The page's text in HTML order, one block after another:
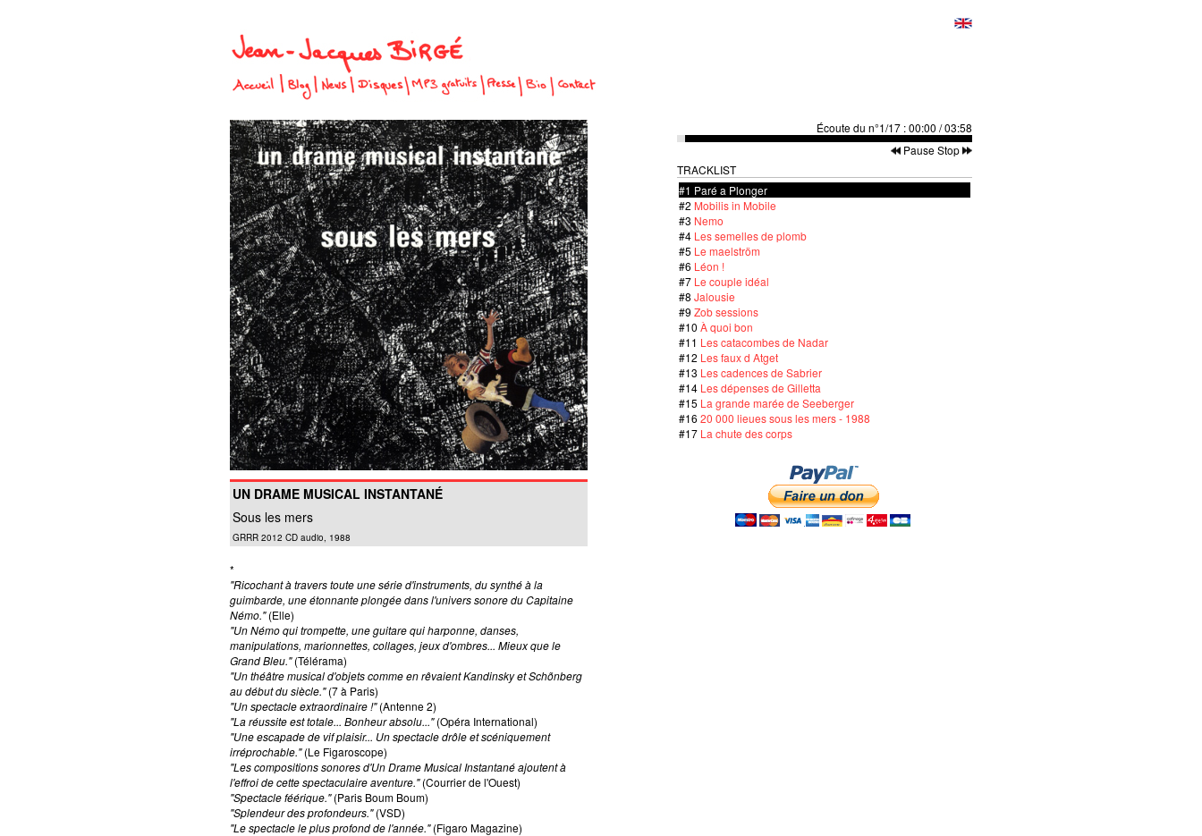
UN DRAME MUSICAL INSTANTANÉ
Sous les mers
GRRR 2012 CD audio, 1988
*
"Ricochant à travers toute une série d'instruments, du synthé à la
guimbarde, une étonnante plongée dans l'univers sonore du Capitaine
Némo."(Elle)
"Un Némo qui trompette, une guitare qui harponne, danses,
manipulations, marionnettes, collages, jeux d'ombres... Mieux que le
Grand Bleu."(Télérama)
"Un théâtre musical d'objets comme en rêvaient Kandinsky et Schõnberg
au début du siècle."(7 à Paris)
"Un spectacle extraordinaire !"(Antenne 2)
"La réussite est totale... Bonheur absolu..."(Opéra International)
"Une escapade de vif plaisir... Un spectacle drôle et scéniquement
irréprochable."(Le Figaroscope)
"Les compositions sonores d'Un Drame Musical Instantané ajoutent à
l'effroi de cette spectaculaire aventure."(Courrier de l'Ouest)
"Spectacle féérique." (Paris Boum Boum)
"Splendeur des profondeurs."(VSD)
"Le spectacle le plus profond de l'année."(Figaro Magazine)
Écoute du n°1/17 :00:00 /03:58
PauseStop
TRACKLIST
#1 Paré a Plonger
#2 Mobilis in Mobile
#3 Nemo
#4 Les semelles de plomb
#5 Le maelström
#6 Léon !
#7 Le couple idéal
#8 Jalousie
#9 Zob sessions
#10 À quoi bon
#11 Les catacombes de Nadar
#12 Les faux d Atget
#13 Les cadences de Sabrier
#14 Les dépenses de Gilletta
#15 La grande marée de Seeberger
#16 20 000 lieues sous les mers - 1988
#17 La chute des corps